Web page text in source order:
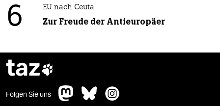
6 EU nach Ceuta
Zur Freude der Antieuropäer
taz
Folgen Sie uns